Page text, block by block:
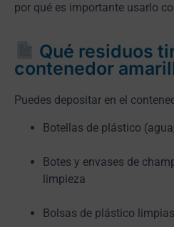
por qué es importante usarlo
Qué residuos
contenedor
Puedes depositar en el
Botellas de plástico
Botes y envases de
limpieza
Bolsas de plástico limpias